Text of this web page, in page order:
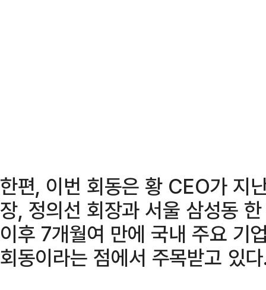
한편, 이번 회동은 황 CEO가 지
장, 정의선 회장과 서울 삼성동
이후 7개월여 만에 국내 주요 기
회동이라는 점에서 주목받고 있